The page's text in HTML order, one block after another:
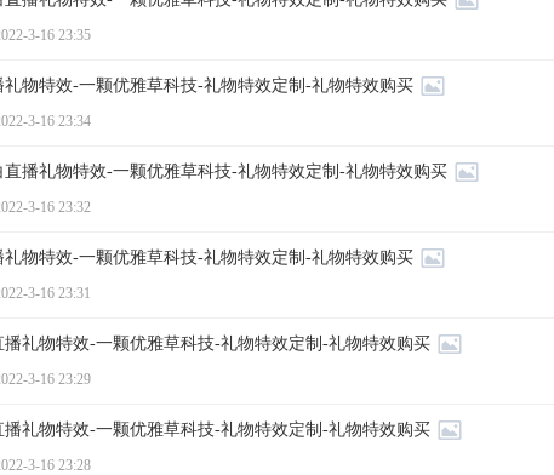
3-16 23:35
物特效-一颗优雅草科技-礼物特效定制-礼物特效购买
3-16 23:34
播礼物特效-一颗优雅草科技-礼物特效定制-礼物特效购买
3-16 23:32
物特效-一颗优雅草科技-礼物特效定制-礼物特效购买
3-16 23:31
礼物特效-一颗优雅草科技-礼物特效定制-礼物特效购买
3-16 23:29
礼物特效-一颗优雅草科技-礼物特效定制-礼物特效购买
3-16 23:28